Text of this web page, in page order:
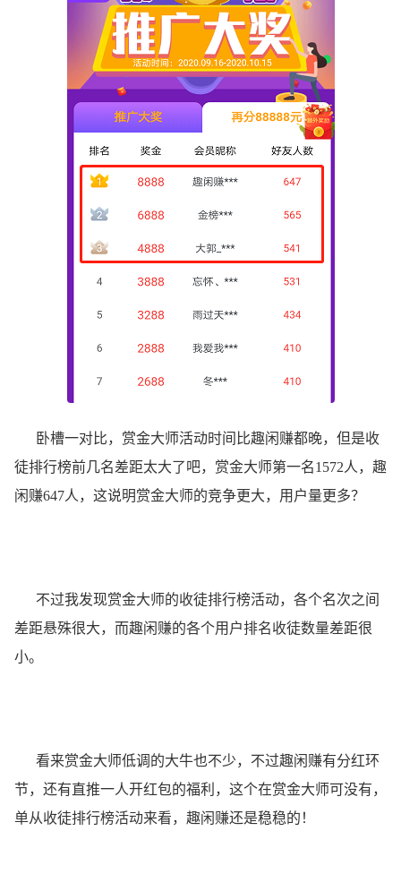
卧槽一对比，赏金大师活动时间比趣闲赚都晚，但是收
徒排行榜前几名差距太大了吧，赏金大师第一名1572人，趣
闲赚647人，这说明赏金大师的竞争更大，用户量更多？
不过我发现赏金大师的收徒排行榜活动，各个名次之间
差距悬殊很大，而趣闲赚的各个用户排名收徒数量差距很
小。
看来赏金大师低调的大牛也不少，不过趣闲赚有分红环
节，还有直推一人开红包的福利，这个在赏金大师可没有，
单从收徒排行榜活动来看，趣闲赚还是稳稳的！